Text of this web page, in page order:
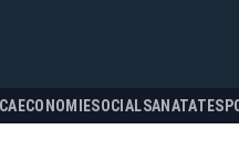
ECONOMIESOCIALSANATATE